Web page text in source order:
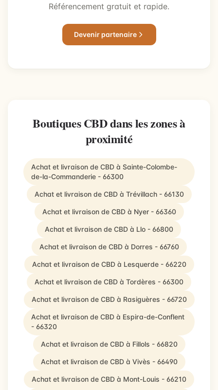
Référencement gratuit et rapide.
Devenir partenaire
Boutiques CBD dans les zones à
proximité
Achat et livraison de CBD à Sainte-Colombe-
de-la-Commanderie - 66300
Achat et livraison de CBD à Trévillach - 66130
Achat et livraison de CBD à Nyer - 66360
Achat et livraison de CBD à Llo - 66800
Achat et livraison de CBD à Dorres - 66760
Achat et livraison de CBD à Lesquerde - 66220
Achat et livraison de CBD à Tordères - 66300
Achat et livraison de CBD à Rasiguères - 66720
Achat et livraison de CBD à Espira-de-Conflent
- 66320
Achat et livraison de CBD à Fillols - 66820
Achat et livraison de CBD à Vivès - 66490
Achat et livraison de CBD à Mont-Louis - 66210